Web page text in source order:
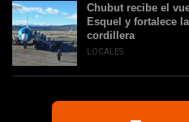
Chubut recibe el
Esquel y fortalece
cordillera
LOCALES